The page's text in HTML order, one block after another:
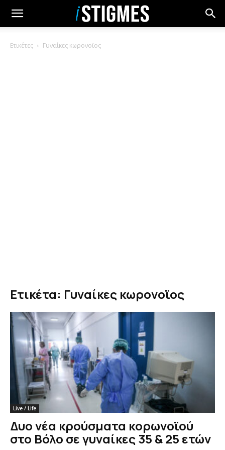
Ετικέτες Γυναίκες κωρονοϊος
Ετικέτα: Γυναίκες κωρονοϊος
Live / Life
Δυο νέα κρούσματα κορωνοϊού
στο Βόλο σε γυναίκες 35 & 25 ετών